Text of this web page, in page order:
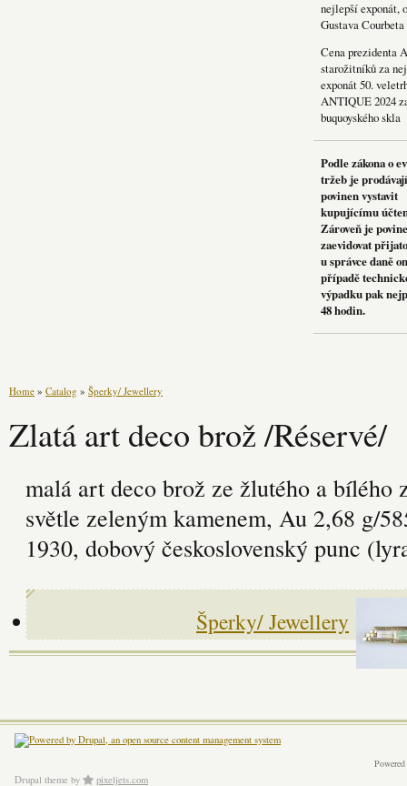
nejlepší exponát,
Gustava
Cena prezidenta
starožitníků za
exponát 50.
ANTIQUE 2024
buquoyského skla
Podle zákona o
tržeb je
povinen vystavit
kupujícímu
Zároveň je
zaevidovat
u správce daně
případě
výpadku pak
48 hodin.
Home » Catalog » Šperky/ Jewellery
Zlatá art deco brož /Réservé/
malá art deco brož ze žlutého a bílého
světle zeleným kamenem, Au 2,68 g/
1930, dobový československý punc
Šperky/ Jewellery
Drupal theme by pixeljets.com